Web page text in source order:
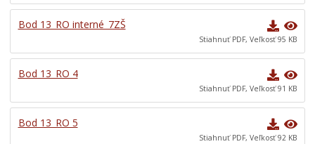
Bod 13_RO interné_7ZŠ
Stiahnuť PDF, Veľkosť 95 KB
Bod 13_RO 4
Stiahnuť PDF, Veľkosť 91 KB
Bod 13_RO 5
Stiahnuť PDF, Veľkosť 92 KB